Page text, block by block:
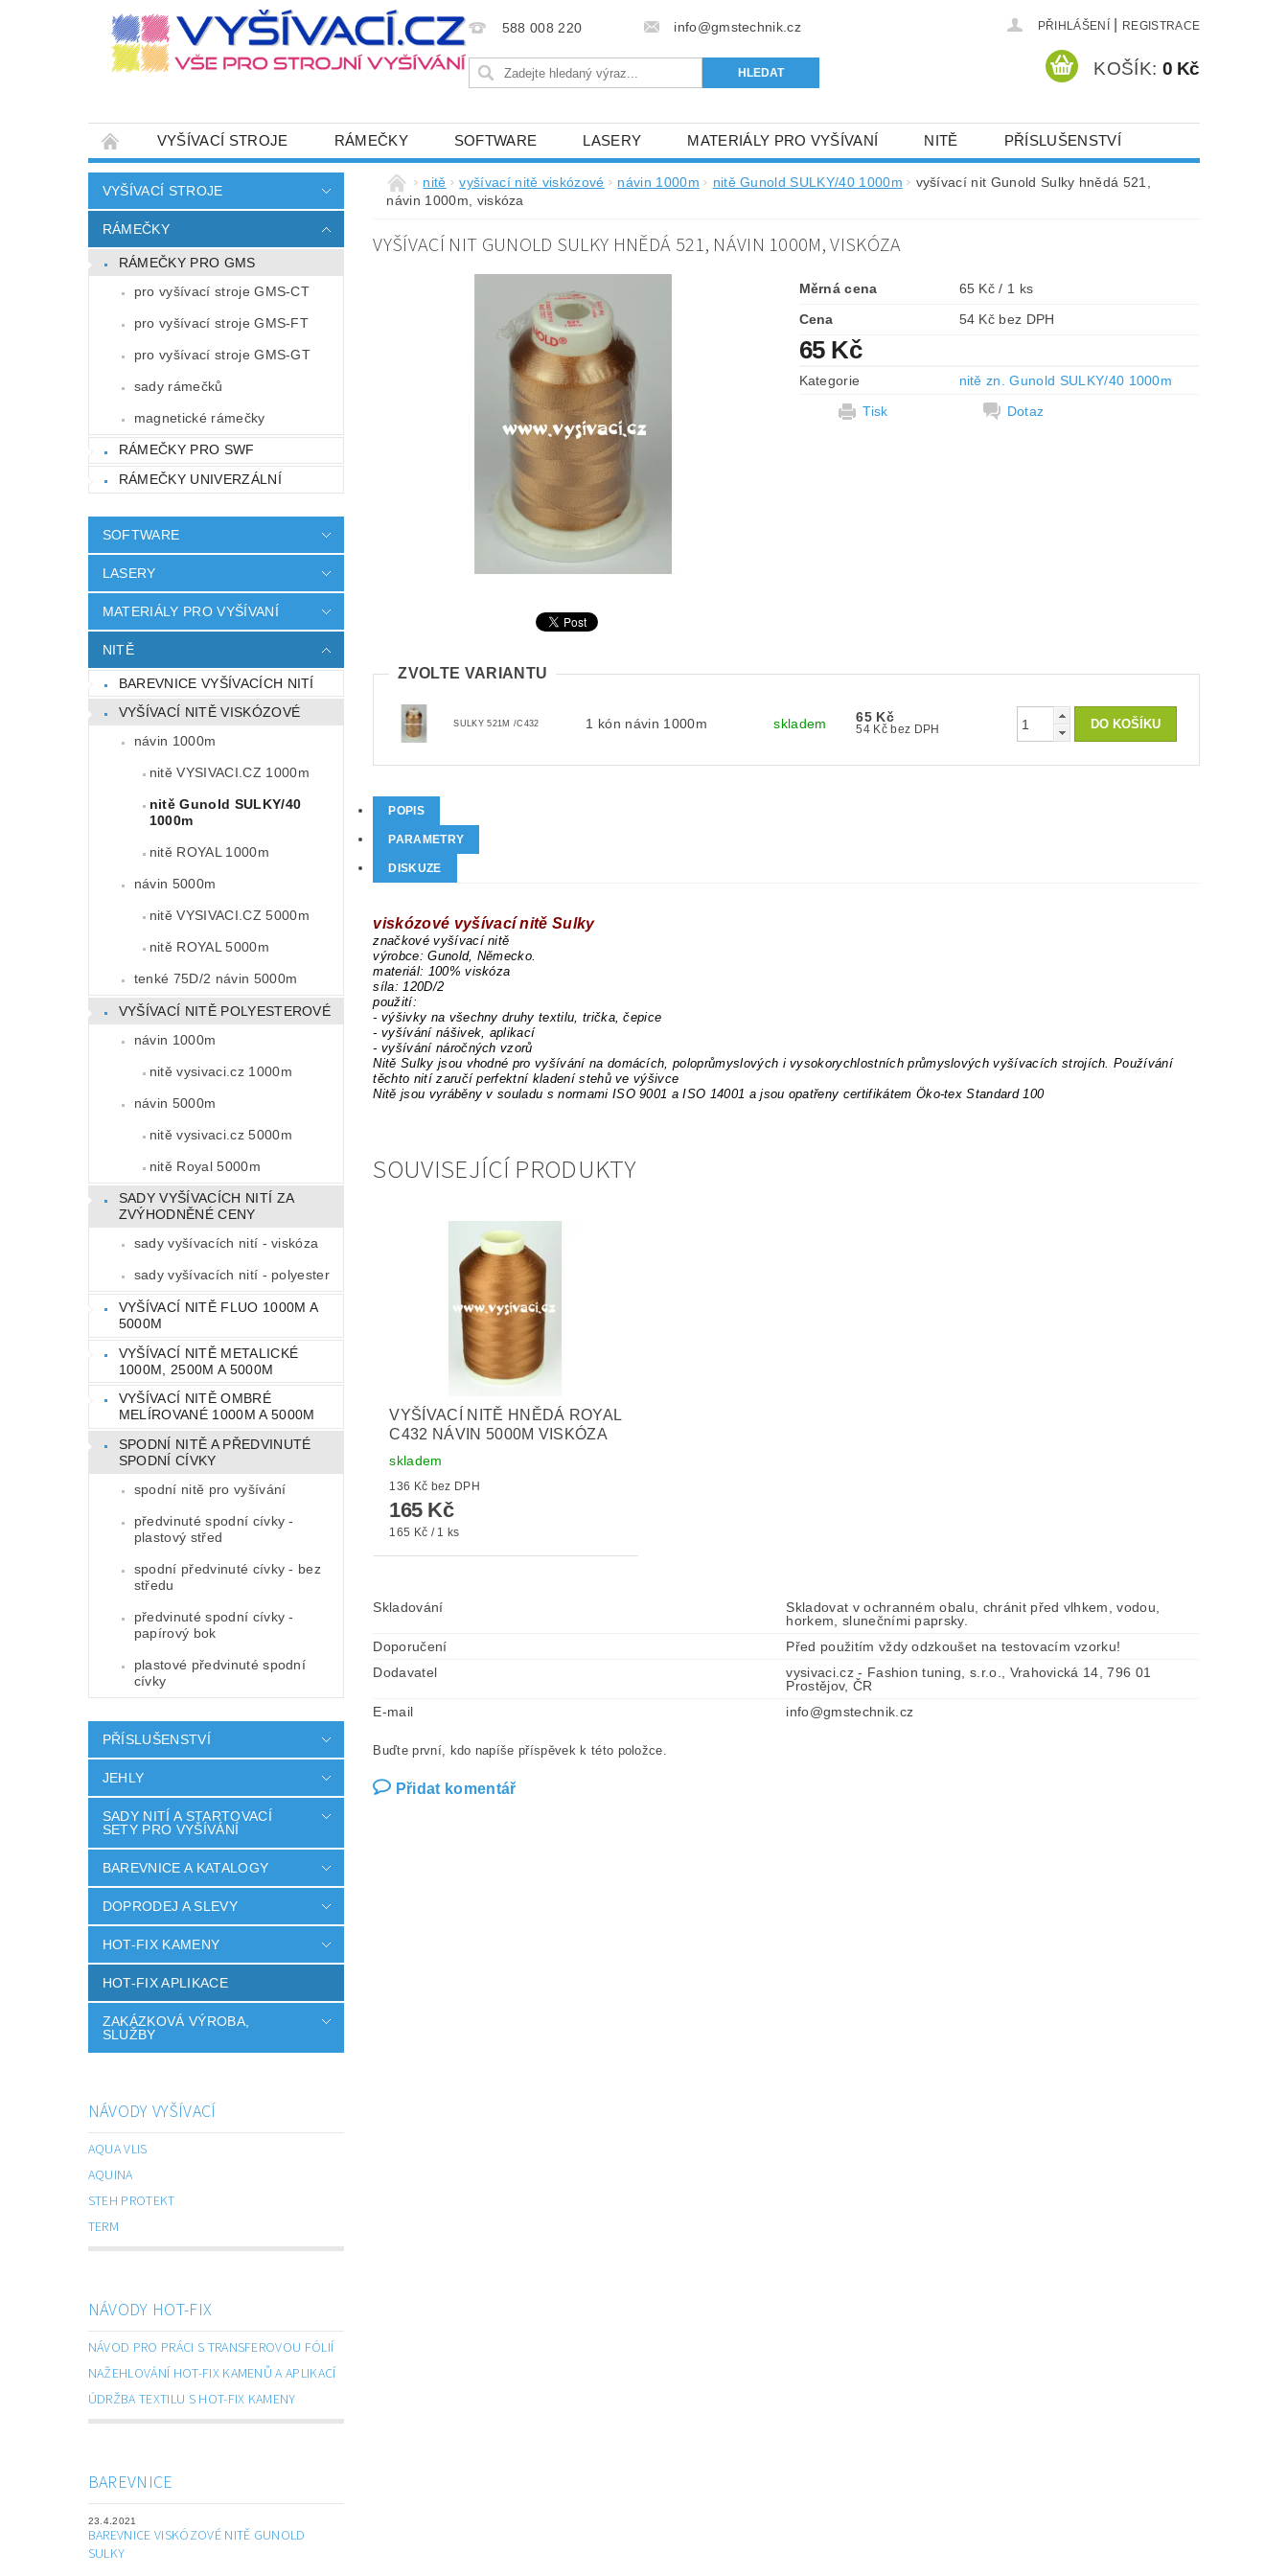
588 008 220 info@gmstechnik.cz PŘIHLÁŠENÍ REGISTRACE
KOŠÍK: 0 Kč
VYŠÍVACÍ STROJE RÁMEČKY SOFTWARE LASERY MATERIÁLY PRO VYŠÍVANÍ NITĚ PŘÍSLUŠENSTVÍ
JEHLY SADY NITÍ A STARTOVACÍ SETY PRO VYŠÍVÁNÍ BAREVNICE A KATALOGY DOPRODEJ A SLEVY HOT-FIX KAMENY
HOT-FIX APLIKACE ZAKÁZKOVÁ VÝROBA, SLUŽBY
CENÍK DOPRAVY (NÁKLADŮ EXPEDICE) PLATNÝ OD 6. 5.2024 OBCHODNÍ PODMÍNKY PRO E-SHOP VYSIVACI.CZ
ZÁSADY OCHRANY OSOBNÍCH ÚDAJŮ
VYŠÍVACÍ STROJE
RÁMEČKY
RÁMEČKY PRO GMS
pro vyšívací stroje GMS-CT
pro vyšívací stroje GMS-FT
pro vyšívací stroje GMS-GT
sady rámečků
magnetické rámečky
RÁMEČKY PRO SWF
RÁMEČKY UNIVERZÁLNÍ
SOFTWARE
LASERY
MATERIÁLY PRO VYŠÍVANÍ
NITĚ
BAREVNICE VYŠÍVACÍCH NITÍ
VYŠÍVACÍ NITĚ VISKÓZOVÉ
návin 1000m
nitě VYSIVACI.CZ 1000m
nitě Gunold SULKY/40
1000m
nitě ROYAL 1000m
návin 5000m
nitě VYSIVACI.CZ 5000m
nitě ROYAL 5000m
tenké 75D/2 návin 5000m
VYŠÍVACÍ NITĚ POLYESTEROVÉ
návin 1000m
nitě vysivaci.cz 1000m
návin 5000m
nitě vysivaci.cz 5000m
nitě Royal 5000m
SADY VYŠÍVACÍCH NITÍ ZA
ZVÝHODNĚNÉ CENY
sady vyšívacích nití - viskóza
sady vyšívacích nití - polyester
VYŠÍVACÍ NITĚ FLUO 1000M A
5000M
VYŠÍVACÍ NITĚ METALICKÉ
1000M, 2500M A 5000M
VYŠÍVACÍ NITĚ OMBRÉ
MELÍROVANÉ 1000M A 5000M
SPODNÍ NITĚ A PŘEDVINUTÉ
SPODNÍ CÍVKY
spodní nitě pro vyšívání
předvinuté spodní cívky -
plastový střed
spodní předvinuté cívky - bez
středu
předvinuté spodní cívky -
papírový bok
plastové předvinuté spodní
cívky
PŘÍSLUŠENSTVÍ
JEHLY
SADY NITÍ A STARTOVACÍ
SETY PRO VYŠÍVÁNÍ
BAREVNICE A KATALOGY
DOPRODEJ A SLEVY
HOT-FIX KAMENY
HOT-FIX APLIKACE
ZAKÁZKOVÁ VÝROBA,
SLUŽBY
NÁVODY VYŠÍVACÍ
AQUA VLIS
AQUINA
STEH PROTEKT
TERM
NÁVODY HOT-FIX
NÁVOD PRO PRÁCI S TRANSFEROVOU FÓLIÍ
NAŽEHLOVÁNÍ HOT-FIX KAMENŮ A APLIKACÍ
ÚDRŽBA TEXTILU S HOT-FIX KAMENY
BAREVNICE
23.4.2021
BAREVNICE VISKÓZOVÉ NITĚ GUNOLD
SULKY
nitě vyšívací nitě viskózové návin 1000m nitě Gunold SULKY/40 1000m
vyšívací nit Gunold Sulky hnědá 521,
návin 1000m, viskóza
VYŠÍVACÍ NIT GUNOLD SULKY HNĚDÁ 521, NÁVIN 1000M, VISKÓZA
Měrná cena
65 Kč / 1 ks
Cena
54 Kč bez DPH
65 Kč
Kategorie
nitě zn. Gunold SULKY/40 1000m
Tisk
Dotaz
ZVOLTE VARIANTU
SULKY 521M /C432 1 kón návin 1000m skladem 65 Kč
54 Kč bez DPH
POPIS
PARAMETRY
DISKUZE
viskózové vyšívací nitě Sulky
značkové vyšívací nitě
výrobce: Gunold, Německo.
materiál: 100% viskóza
síla: 120D/2
použití:
- výšivky na všechny druhy textilu, trička, čepice
- vyšívání nášivek, aplikací
- vyšívání náročných vzorů
Nitě Sulky jsou vhodné pro vyšívání na domácích, poloprůmyslových i vysokorychlostních průmyslových vyšívacích strojích. Používání
těchto nití zaručí perfektní kladení stehů ve výšivce
Nitě jsou vyráběny v souladu s normami ISO 9001 a ISO 14001 a jsou opatřeny certifikátem Öko-tex Standard 100
SOUVISEJÍCÍ PRODUKTY
VYŠÍVACÍ NITĚ HNĚDÁ ROYAL
C432 NÁVIN 5000M VISKÓZA
skladem
136 Kč bez DPH
165 Kč
165 Kč / 1 ks
Skladování
Skladovat v ochranném obalu, chránit před vlhkem, vodou,
horkem, slunečními paprsky.
Doporučení
Před použitím vždy odzkoušet na testovacím vzorku!
Dodavatel
vysivaci.cz - Fashion tuning, s.r.o., Vrahovická 14, 796 01
Prostějov, ČR
E-mail
info@gmstechnik.cz
Buďte první, kdo napíše příspěvek k této položce.
Přidat komentář